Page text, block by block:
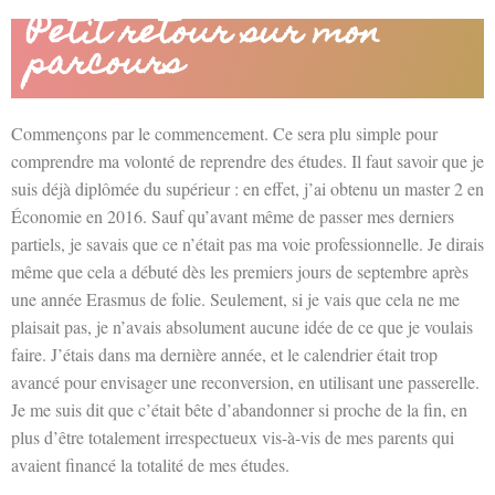
Petit retour sur mon
parcours
Commençons par le commencement. Ce sera plu simple pour
comprendre ma volonté de reprendre des études. Il faut savoir que je
suis déjà diplômée du supérieur : en effet, j’ai obtenu un master 2 en
Économie en 2016. Sauf qu’avant même de passer mes derniers
partiels, je savais que ce n’était pas ma voie professionnelle. Je dirais
même que cela a débuté dès les premiers jours de septembre après
une année Erasmus de folie. Seulement, si je vais que cela ne me
plaisait pas, je n’avais absolument aucune idée de ce que je voulais
faire. J’étais dans ma dernière année, et le calendrier était trop
avancé pour envisager une reconversion, en utilisant une passerelle.
Je me suis dit que c’était bête d’abandonner si proche de la fin, en
plus d’être totalement irrespectueux vis-à-vis de mes parents qui
avaient financé la totalité de mes études.